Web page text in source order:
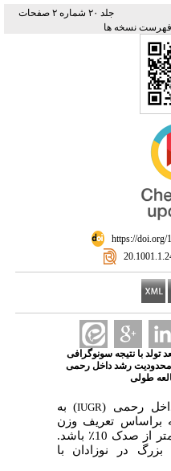
جلد ۲۰ شماره ۲ صفحات
نسخه ها
https://
تولد با نتیجه سونوگرافی
محدودیت رشد داخل رحمی
طولی
رحمی (IUGR
) به
براساس تعریف وزن
از صدک 10
٪ باشد.
بزرگ در نوزادان با